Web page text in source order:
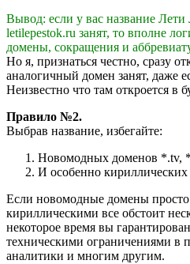
Вывод: если у вас название Лети
letilepestok.ru занят, то вполне
домены, сокращения и
Но я, признаться честно, сразу
аналогичный домен занят, даже
Неизвестно что там откроется в
Правило №2.
Выбрав название, избегайте:
Новомодных доменов *.tv,
И особенно
Если новомодные домены
кириллическими все обстоит
некоторое время вы
техническими ограничениями в
аналитики и многим другим.